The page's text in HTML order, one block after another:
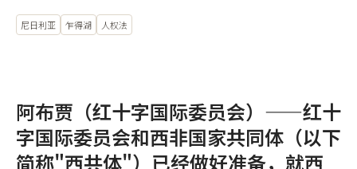
尼日利亚 乍得湖 人权法
阿布贾（红十字国际委员会）——红十
字国际委员会和西非国家共同体（以下
简称"西共体"）已经做好准备，就西